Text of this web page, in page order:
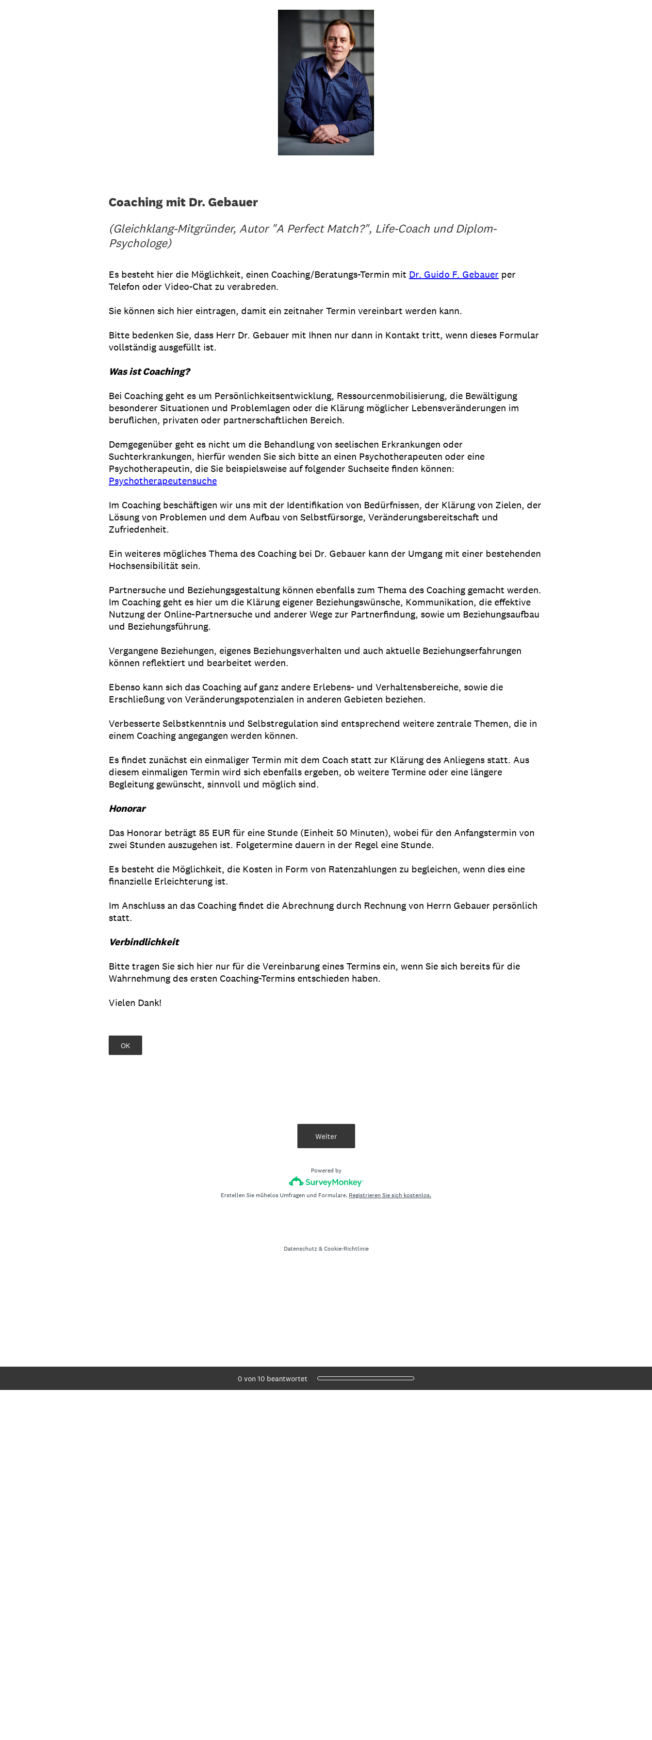
Coaching mit Dr. Gebauer
(Gleichklang-Mitgründer, Autor "A Perfect Match?", Life-Coach und Diplom-
Psychologe)
Es besteht hier die Möglichkeit, einen Coaching/Beratungs-Termin mit Dr. Guido F. Gebauer per
Telefon oder Video-Chat zu verabreden.
Sie können sich hier eintragen, damit ein zeitnaher Termin vereinbart werden kann.
Bitte bedenken Sie, dass Herr Dr. Gebauer mit Ihnen nur dann in Kontakt tritt, wenn dieses Formular
vollständig ausgefüllt ist.
Was ist Coaching?
Bei Coaching geht es um Persönlichkeitsentwicklung, Ressourcenmobilisierung, die Bewältigung
besonderer Situationen und Problemlagen oder die Klärung möglicher Lebensveränderungen im
beruflichen, privaten oder partnerschaftlichen Bereich.
Demgegenüber geht es nicht um die Behandlung von seelischen Erkrankungen oder
Suchterkrankungen, hierfür wenden Sie sich bitte an einen Psychotherapeuten oder eine
Psychotherapeutin, die Sie beispielsweise auf folgender Suchseite finden können:
Psychotherapeutensuche
Im Coaching beschäftigen wir uns mit der Identifikation von Bedürfnissen, der Klärung von Zielen, der
Lösung von Problemen und dem Aufbau von Selbstfürsorge, Veränderungsbereitschaft und
Zufriedenheit.
Ein weiteres mögliches Thema des Coaching bei Dr. Gebauer kann der Umgang mit einer bestehenden
Hochsensibilität sein.
Partnersuche und Beziehungsgestaltung können ebenfalls zum Thema des Coaching gemacht werden.
Im Coaching geht es hier um die Klärung eigener Beziehungswünsche, Kommunikation, die effektive
Nutzung der Online-Partnersuche und anderer Wege zur Partnerfindung, sowie um Beziehungsaufbau
und Beziehungsführung.
Vergangene Beziehungen, eigenes Beziehungsverhalten und auch aktuelle Beziehungserfahrungen
können reflektiert und bearbeitet werden.
Ebenso kann sich das Coaching auf ganz andere Erlebens- und Verhaltensbereiche, sowie die
Erschließung von Veränderungspotenzialen in anderen Gebieten beziehen.
Verbesserte Selbstkenntnis und Selbstregulation sind entsprechend weitere zentrale Themen, die in
einem Coaching angegangen werden können.
Es findet zunächst ein einmaliger Termin mit dem Coach statt zur Klärung des Anliegens statt. Aus
diesem einmaligen Termin wird sich ebenfalls ergeben, ob weitere Termine oder eine längere
Begleitung gewünscht, sinnvoll und möglich sind.
Honorar
Das Honorar beträgt 85 EUR für eine Stunde (Einheit 50 Minuten), wobei für den Anfangstermin von
zwei Stunden auszugehen ist. Folgetermine dauern in der Regel eine Stunde.
Es besteht die Möglichkeit, die Kosten in Form von Ratenzahlungen zu begleichen, wenn dies eine
finanzielle Erleichterung ist.
Im Anschluss an das Coaching findet die Abrechnung durch Rechnung von Herrn Gebauer persönlich
statt.
Verbindlichkeit
Bitte tragen Sie sich hier nur für die Vereinbarung eines Termins ein, wenn Sie sich bereits für die
Wahrnehmung des ersten Coaching-Termins entschieden haben.
Vielen Dank!
OK
Aktueller Fortschritt,
0 von 10 beantwortet
Weiter
Powered by
Erstellen Sie mühelos Umfragen und Formulare. Registrieren Sie sich kostenlos.
Datenschutz & Cookie-Richtlinie